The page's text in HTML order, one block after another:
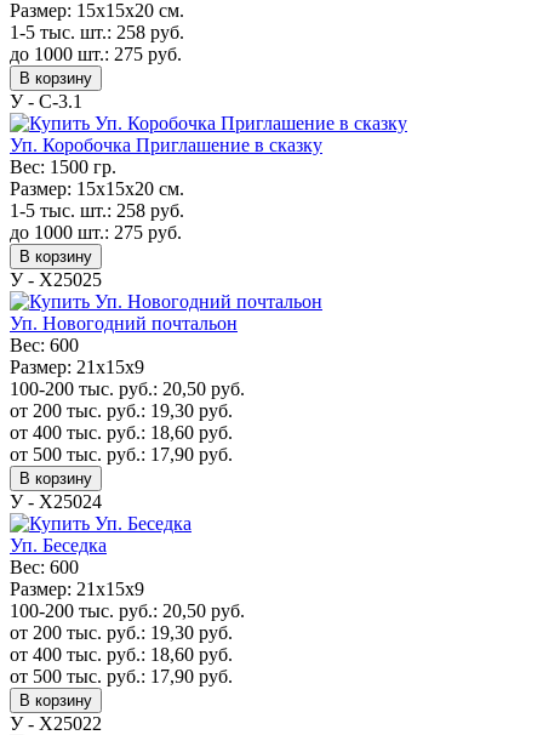
Размер: 15х15х20 см.
1-5 тыс. шт.: 258 руб.
до 1000 шт.: 275 руб.
В корзину
У - C-3.1
Уп. Коробочка Приглашение в сказку
Вес: 1500 гр.
Размер: 15х15х20 см.
1-5 тыс. шт.: 258 руб.
до 1000 шт.: 275 руб.
В корзину
У - Х25025
Уп. Новогодний почтальон
Вес: 600
Размер: 21х15х9
100-200 тыс. руб.: 20,50 руб.
от 200 тыс. руб.: 19,30 руб.
от 400 тыс. руб.: 18,60 руб.
от 500 тыс. руб.: 17,90 руб.
В корзину
У - Х25024
Уп. Беседка
Вес: 600
Размер: 21х15х9
100-200 тыс. руб.: 20,50 руб.
от 200 тыс. руб.: 19,30 руб.
от 400 тыс. руб.: 18,60 руб.
от 500 тыс. руб.: 17,90 руб.
В корзину
У - Х25022